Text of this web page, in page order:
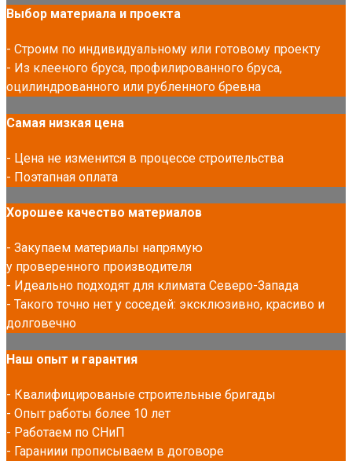
Выбор материала и проекта
- Строим по индивидуальному или готовому проекту
- Из клееного бруса, профилированного бруса,
оцилиндрованного или рубленного бревна
Самая низкая цена
- Цена не изменится в процессе строительства
- Поэтапная оплата
Хорошее качество материалов
- Закупаем материалы напрямую
у проверенного производителя
- Идеально подходят для климата Северо-Запада
- Такого точно нет у соседей: эксклюзивно, красиво и
долговечно
Наш опыт и гарантия
- Квалифицированые строительные бригады
- Опыт работы более 10 лет
- Работаем по СНиП
- Гараниии прописываем в договоре